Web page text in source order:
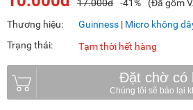
17.000đ -41%
(Đã gồm
Thương hiệu:
Guinness | Micro không
Trạng thái:
Tạm thời hết hàng
Đặt chờ có